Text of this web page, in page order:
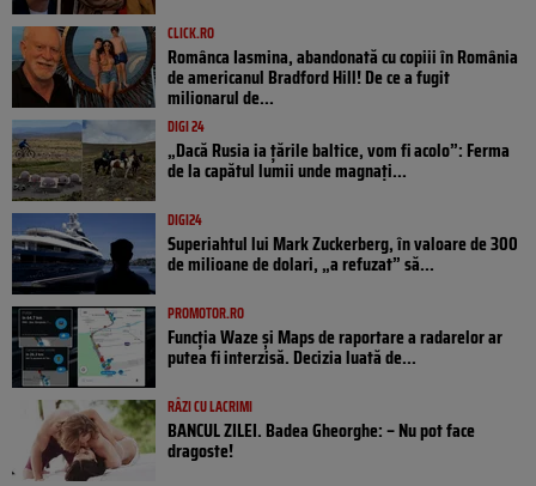
CLICK.RO
Românca Iasmina, abandonată cu copiii în România
de americanul Bradford Hill! De ce a fugit
milionarul de...
DIGI 24
„Dacă Rusia ia țările baltice, vom fi acolo”: Ferma
de la capătul lumii unde magnați...
DIGI24
Superiahtul lui Mark Zuckerberg, în valoare de 300
de milioane de dolari, „a refuzat” să...
PROMOTOR.RO
Funcția Waze și Maps de raportare a radarelor ar
putea fi interzisă. Decizia luată de...
RÂZI CU LACRIMI
BANCUL ZILEI. Badea Gheorghe: – Nu pot face
dragoste!